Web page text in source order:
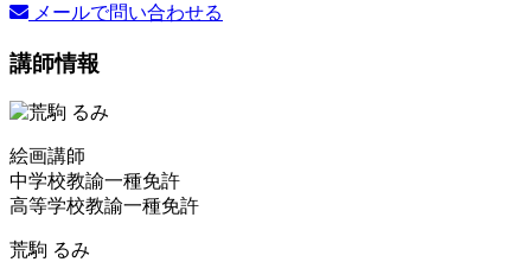
メールで問い合わせる
講師情報
絵画講師
中学校教諭一種免許
高等学校教諭一種免許
荒駒 るみ